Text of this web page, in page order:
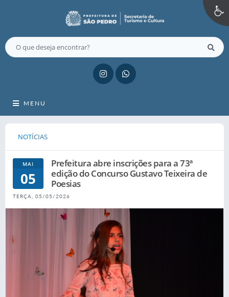
MENU
NOTÍCIAS
MAI
05
Prefeitura abre inscrições para a 73ª
edição do Concurso Gustavo Teixeira de
Poesias
TERÇA, 05/05/2026